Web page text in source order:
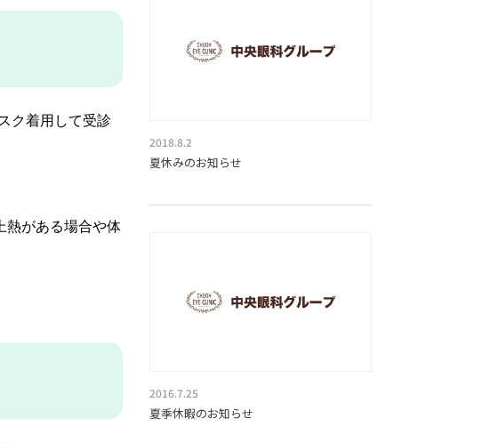
ク着用して受診
熱がある場合や体
2018.8.2
夏休みのお知らせ
2016.7.25
夏季休暇のお知らせ